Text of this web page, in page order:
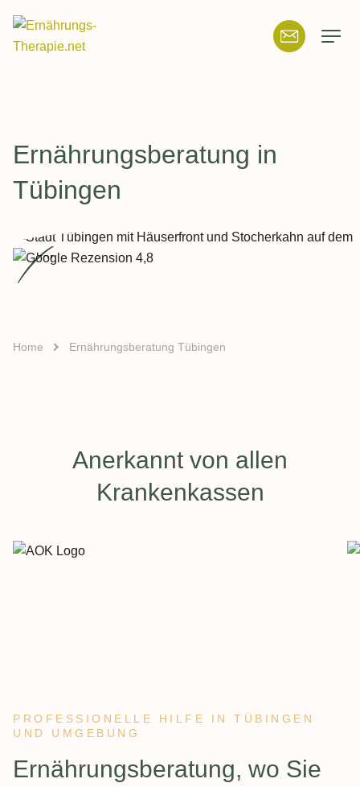
Suchen
:
Ernährungsberatung in
Tübingen
Breadcrumb-Navigation
Home Ernährungsberatung Tübingen
Anerkannt von allen
Krankenkassen
PROFESSIONELLE HILFE IN TÜBINGEN
UND UMGEBUNG
:
Ernährungsberatung, wo Sie